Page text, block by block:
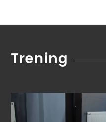
Trening